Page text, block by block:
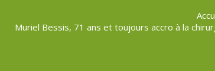
Muriel Bessis, 71 ans et toujours accro à la